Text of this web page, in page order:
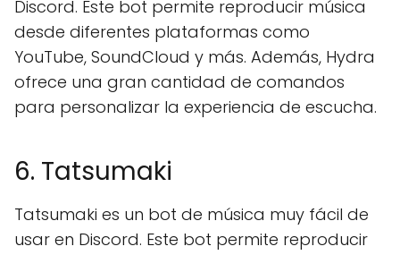
Discord. Este bot permite reproducir música
desde diferentes plataformas como
YouTube, SoundCloud y más. Además, Hydra
ofrece una gran cantidad de comandos
para personalizar la experiencia de escucha.
6. Tatsumaki
Tatsumaki es un bot de música muy fácil de
usar en Discord. Este bot permite reproducir